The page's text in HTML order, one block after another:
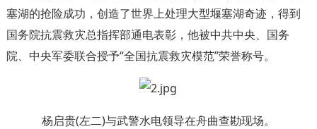
塞湖的抢险成功，创造了世界上处理大型堰塞湖奇迹，得到
国务院抗震救灾总指挥部通电表彰，他被中共中央、国务
院、中央军委联合授予“全国抗震救灾模范”荣誉称号。
杨启贵(左二)与武警水电领导在舟曲查勘现场。